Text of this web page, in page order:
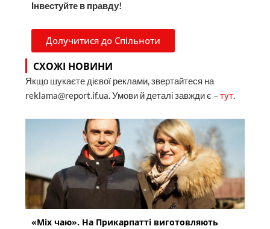
Інвестуйте в правду!
Долучитися до Спільноти
СХОЖІ НОВИНИ
Якщо шукаєте дієвої реклами, звертайтеся на
reklama@report.if.ua. Умови й деталі завжди є –тут.
«Міх чаю». На Прикарпатті виготовляють